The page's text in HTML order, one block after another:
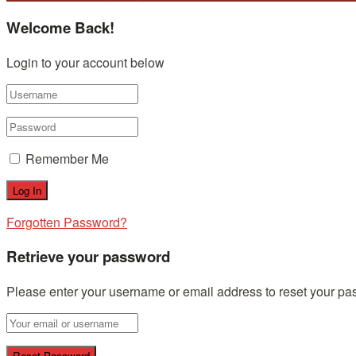
Welcome Back!
Login to your account below
Remember Me
Forgotten Password?
Retrieve your password
Please enter your username or email address to reset your